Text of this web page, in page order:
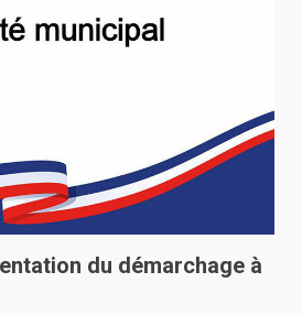
du démarchage à